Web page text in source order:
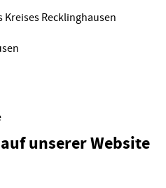
Recklinghausen
unserer Website